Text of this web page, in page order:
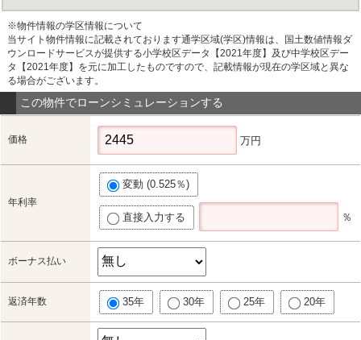
※物件情報の学区情報について
当サイト物件情報に記載されております通学区域(学区)情報は、国土数値情報ダ
ウンロードサービスが提供する小学校区データ【2021年度】及び中学校区デー
タ【2021年度】を元に加工したものですので、記載情報が現在の学区域と異な
る場合がございます。
この物件でローンシミュレーションする
価格 万円
年利率
変動 (0.525％)
直接入力する ％
ボーナス払い
返済年数 35年 30年 25年 20年